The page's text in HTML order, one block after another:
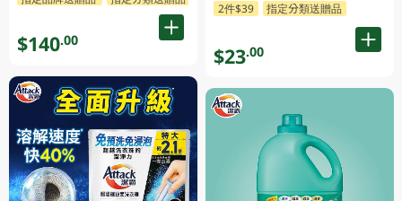
$140.00
2件$39 指定分類送贈品
$23.00